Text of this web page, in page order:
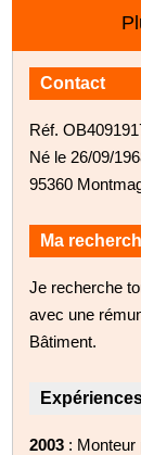
Contact
Réf.
Né le 26/09/
95360
Ma
Je recherche
avec une
Bâtiment.
2003 : Monteur